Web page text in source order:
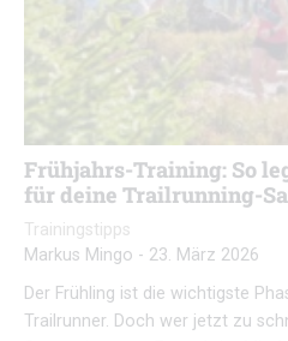
Frühjahrs-Training: So
für deine Trailrunning-
Trainingstipps
Markus Mingo - 23. März 2026
Der Frühling ist die wichtigste
Trailrunner. Doch wer jetzt zu